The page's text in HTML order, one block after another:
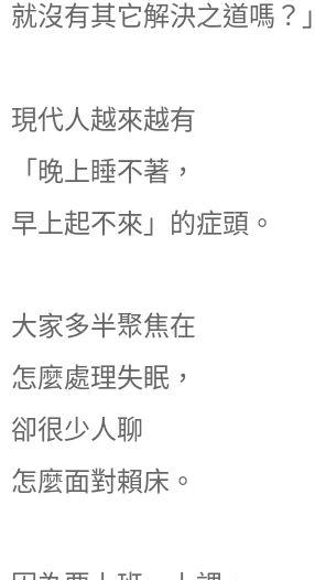
就沒有其它解決之道嗎？」
現代人越來越有
「晚上睡不著，
早上起不來」的症頭。
大家多半聚焦在
怎麼處理失眠，
卻很少人聊
怎麼面對賴床。